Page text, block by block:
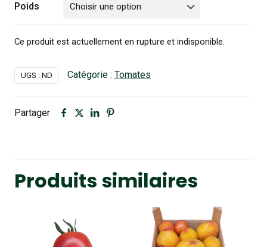
Poids
Ce produit est actuellement en rupture et indisponible.
UGS : ND Catégorie : Tomates
Partager
Produits similaires